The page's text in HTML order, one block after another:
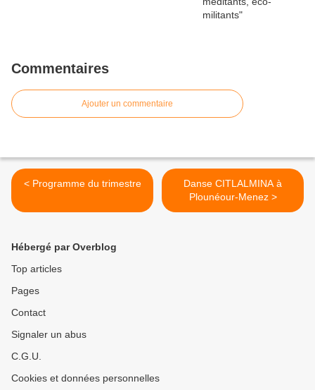
Commentaires
Ajouter un commentaire
< Programme du trimestre
Danse CITLALMINA à
Plounéour-Menez >
Hébergé par Overblog
Top articles
Pages
Contact
Signaler un abus
C.G.U.
Cookies et données personnelles